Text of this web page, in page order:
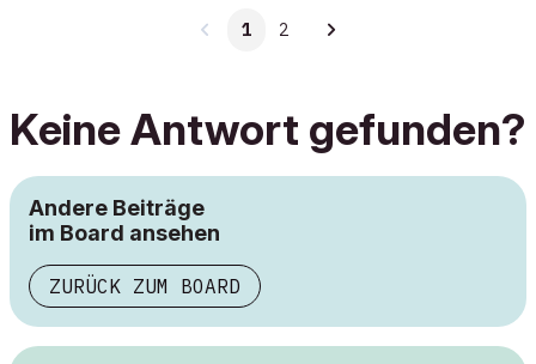
1 2
Keine Antwort gefunden?
Andere Beiträge
im Board ansehen
ZURÜCK ZUM BOARD